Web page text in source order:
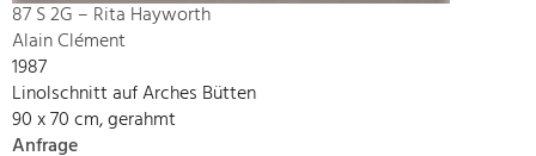
87 S 2G – Rita Hayworth
Alain Clément
1987
Linolschnitt auf Arches Bütten
90 x 70 cm, gerahmt
Anfrage